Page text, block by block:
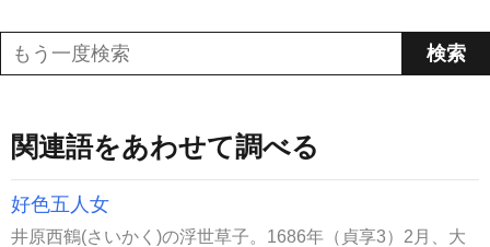
関連語をあわせて調べる
好色五人女
井原西鶴(さいかく)の浮世草子。1686年（貞享3）2月、大